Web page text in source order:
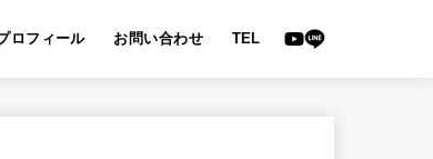
ロフィール お問い合わせ TEL